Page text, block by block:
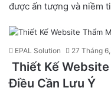
được ấn tượng và niềm
EPAL Solution 27 Tháng
Thiết Kế
Điều Cần Lưu Ý